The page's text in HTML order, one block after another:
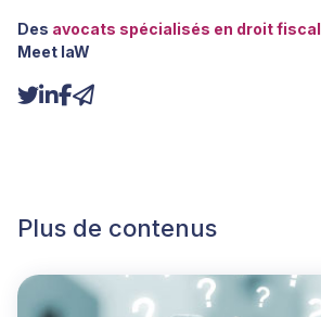
Des avocats spécialisés en droit fiscal
Meet laW
Plus de contenus